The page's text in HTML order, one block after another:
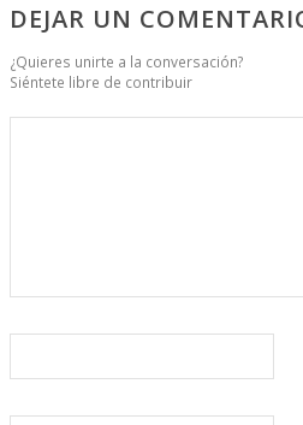
DEJAR UN
¿Quieres unirte a la conversación?
Siéntete libre de contribuir